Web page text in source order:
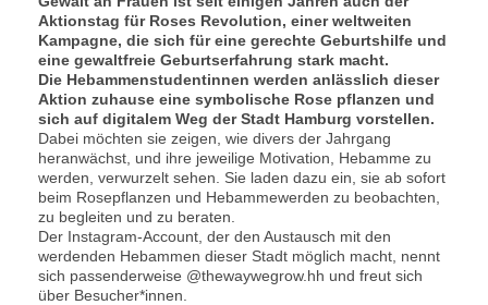
Aktionstag für Roses Revolution, einer weltweiten
Kampagne, die sich für eine gerechte Geburtshilfe und
eine gewaltfreie Geburtserfahrung stark macht.
Die Hebammenstudentinnen werden anlässlich dieser
Aktion zuhause eine symbolische Rose pflanzen und
sich auf digitalem Weg der Stadt Hamburg vorstellen.
Dabei möchten sie zeigen, wie divers der Jahrgang
heranwächst, und ihre jeweilige Motivation, Hebamme zu
werden, verwurzelt sehen. Sie laden dazu ein, sie ab sofort
beim Rosepflanzen und Hebammewerden zu beobachten,
zu begleiten und zu beraten.
Der Instagram-Account, der den Austausch mit den
werdenden Hebammen dieser Stadt möglich macht, nennt
sich passenderweise @thewaywegrow.hh und freut sich
über Besucher*innen.